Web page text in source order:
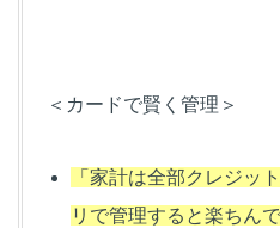
＜カードで賢く管理＞
「家計は全部クレジッ
リで管理すると楽ちんで